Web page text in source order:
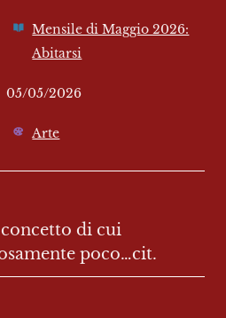
Mensile di Maggio 2026:
Abitarsi
05/05/2026
Arte
di cui
poco…cit.